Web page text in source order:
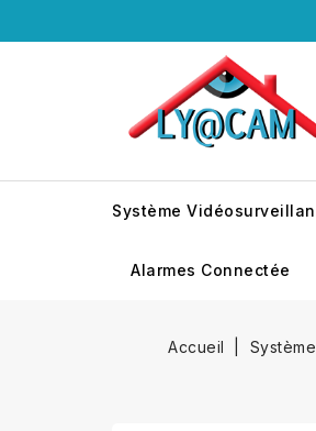
Système
Alarmes Connectée
Accueil